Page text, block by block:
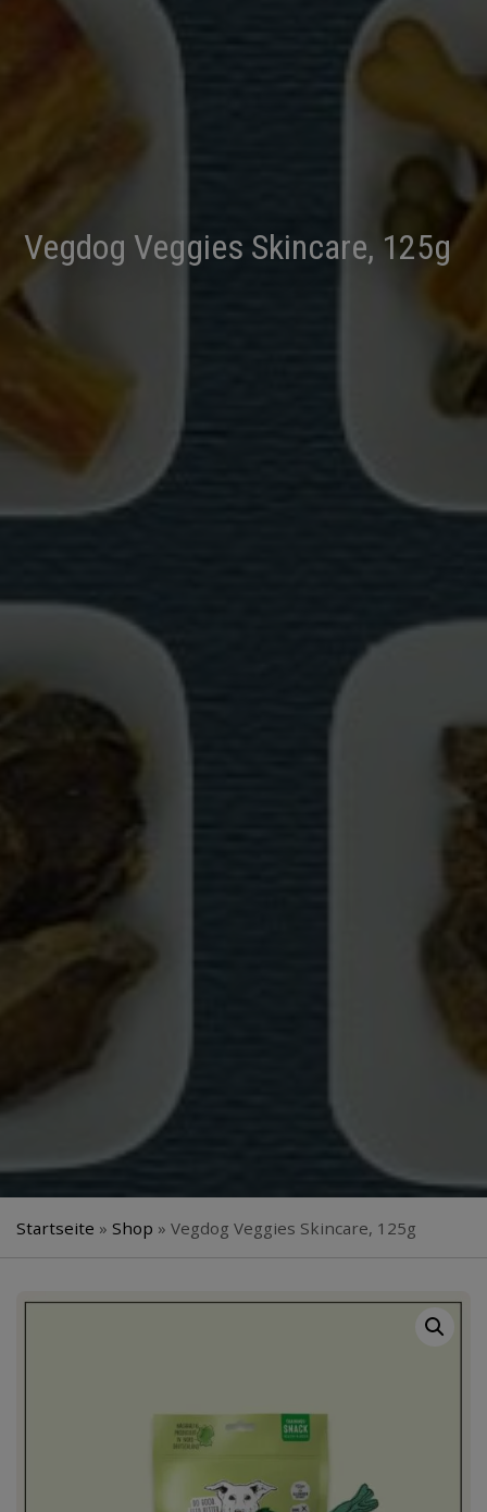
Vegdog Veggies Skincare, 125g
Startseite » Shop » Vegdog Veggies Skincare, 125g